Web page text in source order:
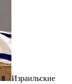
Израильские